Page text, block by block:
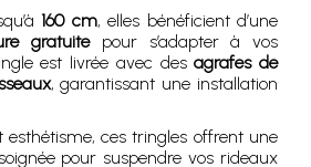
160 cm, elles bénéficient d’une
gratuitepour s’adapter à vos
est livrée avec desagrafes de
, garantissant une installation
esthétisme, ces tringles offrent une
pour suspendre vos rideaux